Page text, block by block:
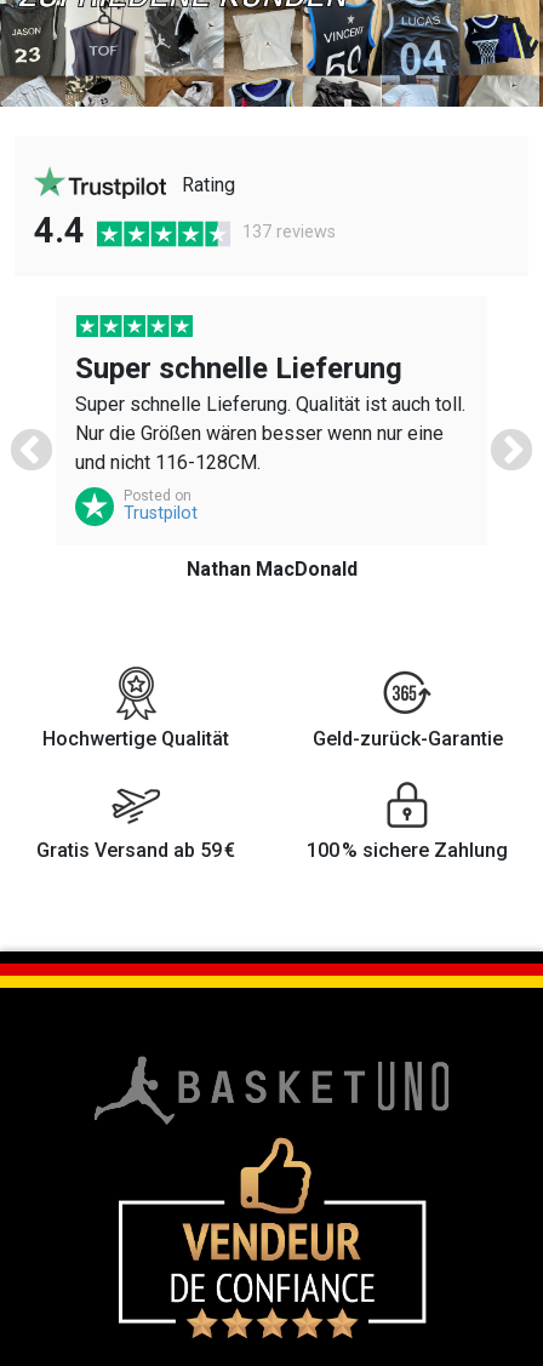
Rating
4.4 137 reviews
Super schnelle Lieferung
Super schnelle Lieferung. Qualität ist auch toll.
Nur die Größen wären besser wenn nur eine
und nicht 116-128CM.
Posted on
Trustpilot
Nathan MacDonald
Hochwertige Qualität Geld-zurück-Garantie
Gratis Versand ab 59 € 100 % sichere Zahlung